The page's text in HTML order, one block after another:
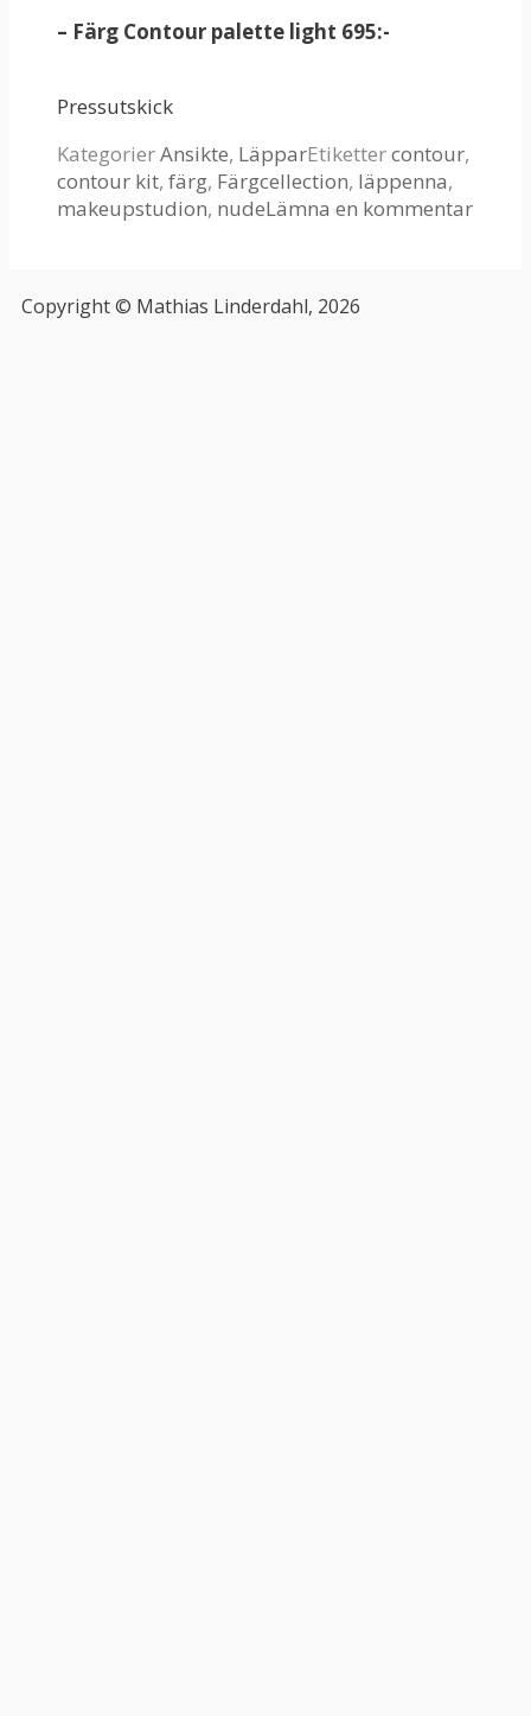
– Färg Contour palette light 695:-
Pressutskick
KategorierAnsikte, LäpparEtikettercontour,
contour kit, färg, Färgcellection, läppenna,
makeupstudion, nudeLämna en kommentar
Copyright © Mathias Linderdahl, 2026